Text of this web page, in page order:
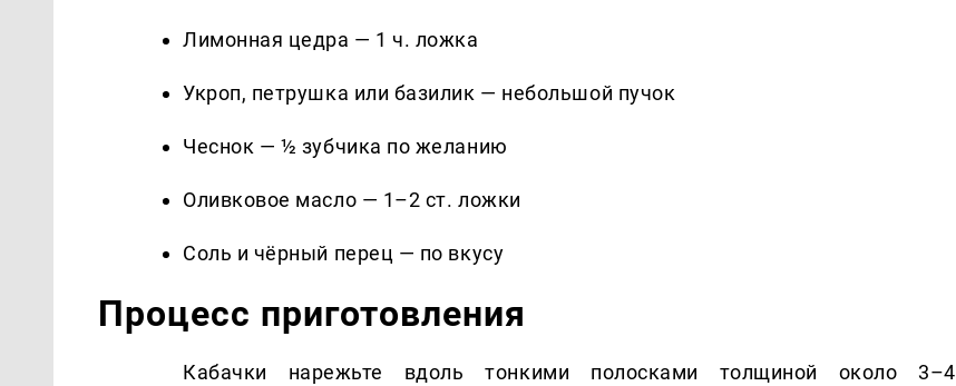
Лимонная цедра — 1 ч. ложка
Укроп, петрушка или базилик — небольшой пучок
Чеснок — ½ зубчика по желанию
Оливковое масло — 1–2 ст. ложки
Соль и чёрный перец — по вкусу
Процесс приготовления
Кабачки нарежьте вдоль тонкими полосками толщиной около 3–4